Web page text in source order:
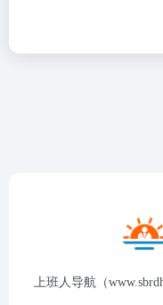
上班人导航（